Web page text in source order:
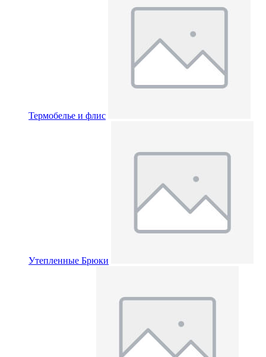
Термобелье и флис
Утепленные Брюки